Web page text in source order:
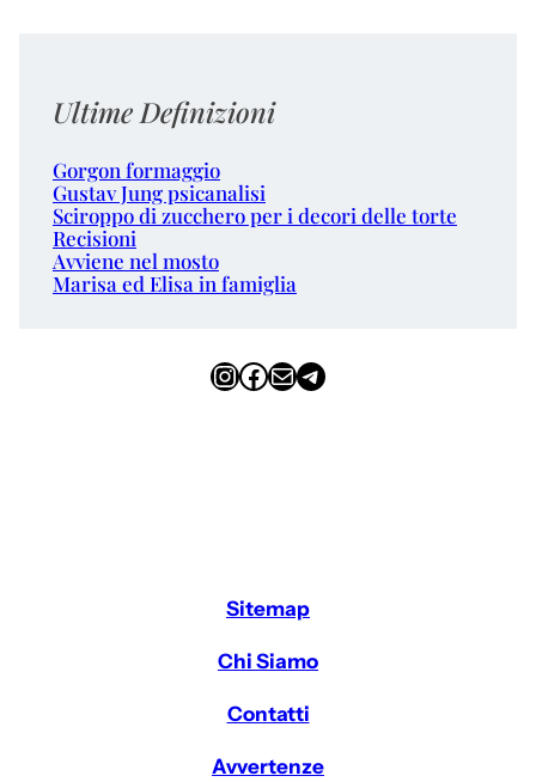
Ultime Definizioni
Gorgon formaggio
Gustav Jung psicanalisi
Sciroppo di zucchero per i decori delle torte
Recisioni
Avviene nel mosto
Marisa ed Elisa in famiglia
InstagramFacebook Email Telegram
Sitemap
Chi Siamo
Contatti
Avvertenze